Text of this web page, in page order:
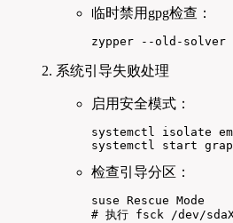
临时禁用gpg检查：
zypper --old-solver
系统引导失败处理
启用安全模式：
systemctl isolate
systemctl start
检查引导分区：
suse Rescue Mode
# 执行 fsck /dev/